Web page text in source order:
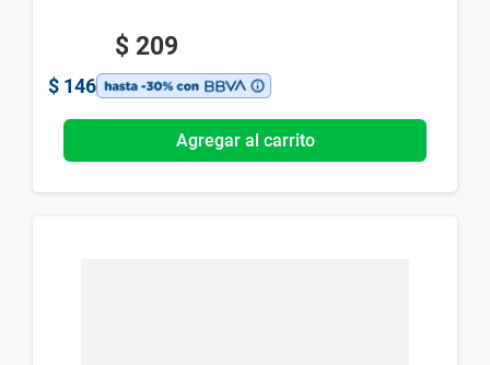
$ 209
$ 146
Agregar al carrito